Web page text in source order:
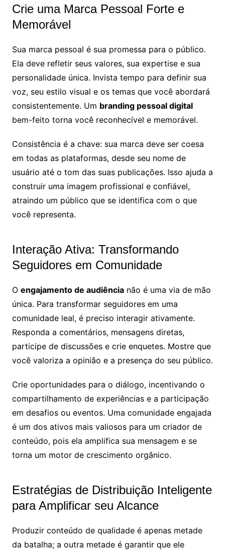
Crie uma Marca Pessoal Forte e
Memorável
Sua marca pessoal é sua promessa para o público.
Ela deve refletir seus valores, sua expertise e sua
personalidade única. Invista tempo para definir sua
voz, seu estilo visual e os temas que você abordará
consistentemente. Um branding pessoal digital
bem-feito torna você reconhecível e memorável.
Consistência é a chave: sua marca deve ser coesa
em todas as plataformas, desde seu nome de
usuário até o tom das suas publicações. Isso ajuda a
construir uma imagem profissional e confiável,
atraindo um público que se identifica com o que
você representa.
Interação Ativa: Transformando
Seguidores em Comunidade
O engajamento de audiêncianão é uma via de mão
única. Para transformar seguidores em uma
comunidade leal, é preciso interagir ativamente.
Responda a comentários, mensagens diretas,
participe de discussões e crie enquetes. Mostre que
você valoriza a opinião e a presença do seu público.
Crie oportunidades para o diálogo, incentivando o
compartilhamento de experiências e a participação
em desafios ou eventos. Uma comunidade engajada
é um dos ativos mais valiosos para um criador de
conteúdo, pois ela amplifica sua mensagem e se
torna um motor de crescimento orgânico.
Estratégias de Distribuição Inteligente
para Amplificar seu Alcance
Produzir conteúdo de qualidade é apenas metade
da batalha; a outra metade é garantir que ele